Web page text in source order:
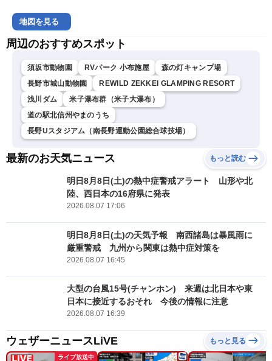
地図を見る
周辺のおすすめスポット
須坂市動物園 RVパーク 小布施屋
森の灯キャンプ場
長野市城山動物園
REWILD ZEKKEI GLAMPING RESORT
浅川ダム
米子瀑布群（米子大瀑布）
道の駅北信州やまのうち
長野Uスタジアム（南長野運動公園総合球技場）
最新のお天気ニュース もっと読む
明日8月8日(土)の熱中症警戒アラート 山形や北
陸、西日本の16府県に発表
2026.08.07 17:06
明日8月8日(土)の天気予報 南西諸島は暴風雨に
厳重警戒 九州から関東は熱中症対策を
2026.08.07 16:45
大型の台風15号(チャンホン) 来週は北日本や東
日本に接近するおそれ 今後の情報に注意
2026.08.07 16:39
ウェザーニュースLiVE もっと見る
ライブ放送中